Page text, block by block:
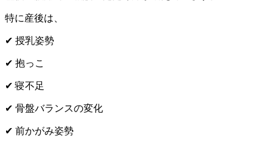
特に産後は、
✔ 授乳姿勢
✔ 抱っこ
✔ 寝不足
✔ 骨盤バランスの変化
✔ 前かがみ姿勢